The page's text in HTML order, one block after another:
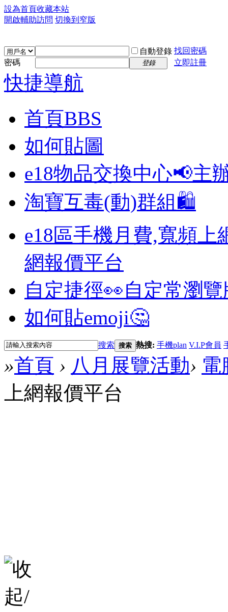
設為首頁收藏本站
開啟輔助訪問 切換到窄版
自動登錄 找回密碼
密碼
登錄 立即註冊
快捷導航
首頁BBS
如何貼圖
e18物品交換中心📢主
淘寶互毒(動)群組🛍️
e18區手機月費,寬頻上
網報價平台
自定捷徑👀自定常瀏
如何貼emoji🤔
搜索 搜索 熱搜: 手機plan V.I.P會員
»首頁 › 八月展覽活動› 電
上網報價平台